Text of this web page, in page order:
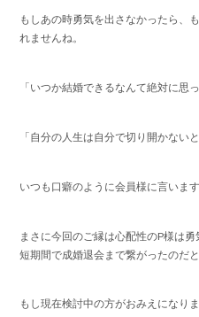
もしあの時勇気を出さなかったら、
れませんね。
「いつか結婚できるなんて絶対に思
「自分の人生は自分で切り開かない
いつも口癖のように会員様に言います
まさに今回のご縁は心配性のP様は
短期間で成婚退会まで繋がったのだと
もし現在検討中の方がおみえになり